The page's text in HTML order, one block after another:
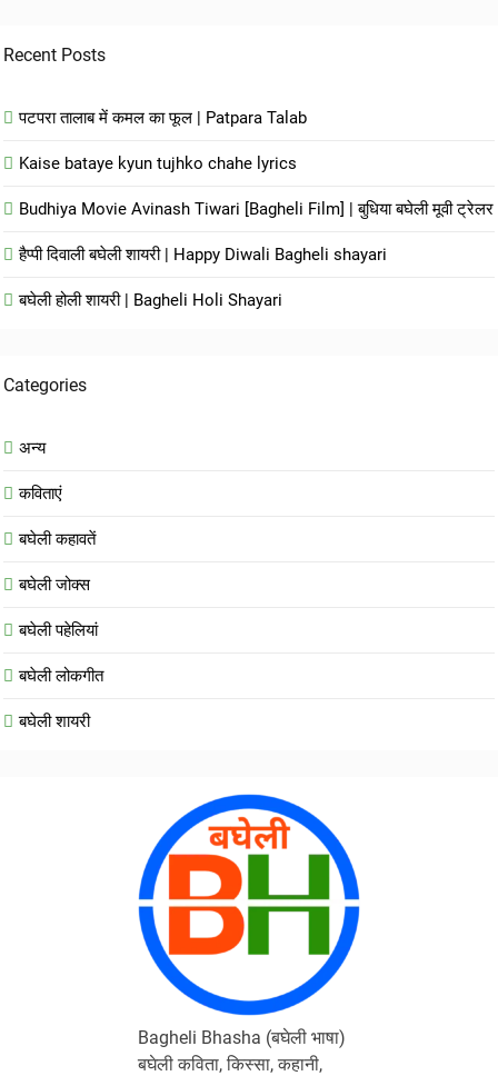
Recent Posts
पटपरा तालाब में कमल का फूल | Patpara Talab
Kaise bataye kyun tujhko chahe lyrics
Budhiya Movie Avinash Tiwari [Bagheli Film] | बुधिया बघेली मूवी ट्रेलर
हैप्पी दिवाली बघेली शायरी | Happy Diwali Bagheli shayari
बघेली होली शायरी | Bagheli Holi Shayari
Categories
अन्य
कविताएं
बघेली कहावतें
बघेली जोक्स
बघेली पहेलियां
बघेली लोकगीत
बघेली शायरी
Bagheli Bhasha (बघेली भाषा)
बघेली कविता, किस्सा, कहानी,